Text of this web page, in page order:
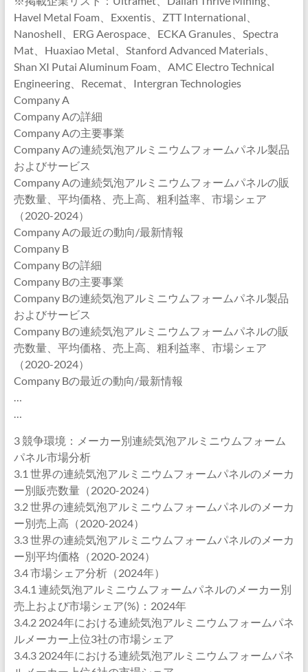
Havel Metal Foam、Exxentis、ZTT International、
Nanoshell、ERG Aerospace、ECKA Granules、Spectra
Mat、Huaxiao Metal、Stanford Advanced Materials、
Shan XI Putai Aluminum Foam、AMC Electro Technical
Engineering、Recemat、Intergran Technologies
Company A
Company Aの詳細
Company Aの主要事業
Company Aの連続気泡アルミニウムフォームパネル製品
およびサービス
Company Aの連続気泡アルミニウムフォームパネルの販
売数量、平均価格、売上高、粗利益率、市場シェア
（2020-2024）
Company Aの最近の動向/最新情報
Company B
Company Bの詳細
Company Bの主要事業
Company Bの連続気泡アルミニウムフォームパネル製品
およびサービス
Company Bの連続気泡アルミニウムフォームパネルの販
売数量、平均価格、売上高、粗利益率、市場シェア
（2020-2024）
Company Bの最近の動向/最新情報
…
…
3 競争環境：メーカー別連続気泡アルミニウムフォーム
パネル市場分析
3.1 世界の連続気泡アルミニウムフォームパネルのメーカ
ー別販売数量（2020-2024）
3.2 世界の連続気泡アルミニウムフォームパネルのメーカ
ー別売上高（2020-2024）
3.3 世界の連続気泡アルミニウムフォームパネルのメーカ
ー別平均価格（2020-2024）
3.4 市場シェア分析（2024年）
3.4.1 連続気泡アルミニウムフォームパネルのメーカー別
売上および市場シェア(%)：2024年
3.4.2 2024年における連続気泡アルミニウムフォームパネ
ルメーカー上位3社の市場シェア
3.4.3 2024年における連続気泡アルミニウムフォームパネ